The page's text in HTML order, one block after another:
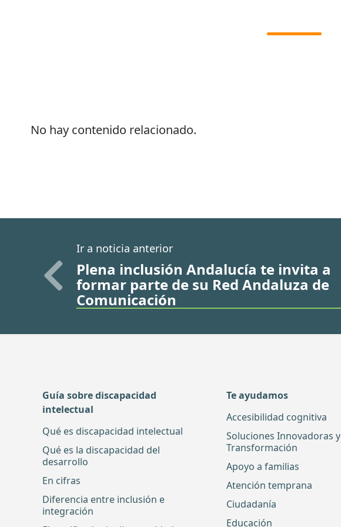
No hay contenido relacionado.
Ir a noticia anterior
Plena inclusión Andalucía te invita a
formar parte de su Red Andaluza de
Comunicación
Guía sobre discapacidad
intelectual
Qué es discapacidad intelectual
Qué es la discapacidad del
desarrollo
En cifras
Diferencia entre inclusión e
integración
Te ayudamos
Accesibilidad cognitiva
Soluciones Innovadoras y
Transformación
Apoyo a familias
Atención temprana
Ciudadanía
Educación